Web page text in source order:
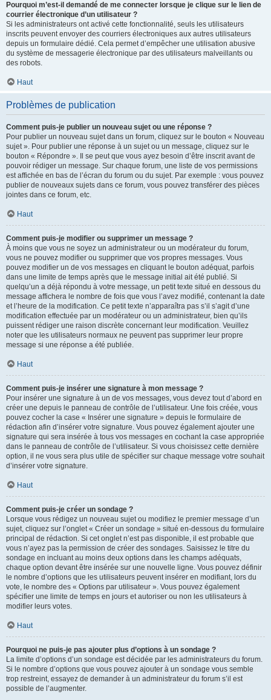
Pourquoi m’est-il demandé de me connecter lorsque je clique sur le lien de
courrier électronique d’un utilisateur ?
Si les administrateurs ont activé cette fonctionnalité, seuls les utilisateurs
inscrits peuvent envoyer des courriers électroniques aux autres utilisateurs
depuis un formulaire dédié. Cela permet d’empêcher une utilisation abusive
du système de messagerie électronique par des utilisateurs malveillants ou
des robots.
Haut
Problèmes de publication
Comment puis-je publier un nouveau sujet ou une réponse ?
Pour publier un nouveau sujet dans un forum, cliquez sur le bouton « Nouveau
sujet ». Pour publier une réponse à un sujet ou un message, cliquez sur le
bouton « Répondre ». Il se peut que vous ayez besoin d’être inscrit avant de
pouvoir rédiger un message. Sur chaque forum, une liste de vos permissions
est affichée en bas de l’écran du forum ou du sujet. Par exemple : vous pouvez
publier de nouveaux sujets dans ce forum, vous pouvez transférer des pièces
jointes dans ce forum, etc.
Haut
Comment puis-je modifier ou supprimer un message ?
À moins que vous ne soyez un administrateur ou un modérateur du forum,
vous ne pouvez modifier ou supprimer que vos propres messages. Vous
pouvez modifier un de vos messages en cliquant le bouton adéquat, parfois
dans une limite de temps après que le message initial ait été publié. Si
quelqu’un a déjà répondu à votre message, un petit texte situé en dessous du
message affichera le nombre de fois que vous l’avez modifié, contenant la date
et l’heure de la modification. Ce petit texte n’apparaîtra pas s’il s’agit d’une
modification effectuée par un modérateur ou un administrateur, bien qu’ils
puissent rédiger une raison discrète concernant leur modification. Veuillez
noter que les utilisateurs normaux ne peuvent pas supprimer leur propre
message si une réponse a été publiée.
Haut
Comment puis-je insérer une signature à mon message ?
Pour insérer une signature à un de vos messages, vous devez tout d’abord en
créer une depuis le panneau de contrôle de l’utilisateur. Une fois créée, vous
pouvez cocher la case « Insérer une signature » depuis le formulaire de
rédaction afin d’insérer votre signature. Vous pouvez également ajouter une
signature qui sera insérée à tous vos messages en cochant la case appropriée
dans le panneau de contrôle de l’utilisateur. Si vous choisissez cette dernière
option, il ne vous sera plus utile de spécifier sur chaque message votre souhait
d’insérer votre signature.
Haut
Comment puis-je créer un sondage ?
Lorsque vous rédigez un nouveau sujet ou modifiez le premier message d’un
sujet, cliquez sur l’onglet « Créer un sondage » situé en-dessous du formulaire
principal de rédaction. Si cet onglet n’est pas disponible, il est probable que
vous n’ayez pas la permission de créer des sondages. Saisissez le titre du
sondage en incluant au moins deux options dans les champs adéquats,
chaque option devant être insérée sur une nouvelle ligne. Vous pouvez définir
le nombre d’options que les utilisateurs peuvent insérer en modifiant, lors du
vote, le nombre des « Options par utilisateur ». Vous pouvez également
spécifier une limite de temps en jours et autoriser ou non les utilisateurs à
modifier leurs votes.
Haut
Pourquoi ne puis-je pas ajouter plus d’options à un sondage ?
La limite d’options d’un sondage est décidée par les administrateurs du forum.
Si le nombre d’options que vous pouvez ajouter à un sondage vous semble
trop restreint, essayez de demander à un administrateur du forum s’il est
possible de l’augmenter.